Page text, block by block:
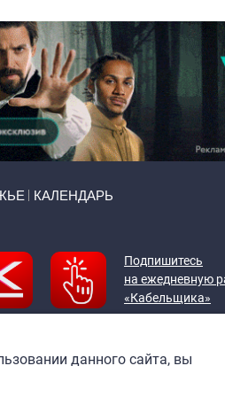
КАЛЕНДАРЬ
Подпишитесь
на ежедневную
«Кабельщика»
данного сайта, вы